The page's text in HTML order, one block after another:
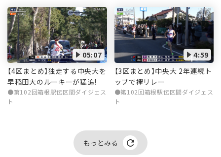
05:07
【4区まとめ】独走する中央大を
早稲田大のルーキーが猛追!
第102回箱根駅伝区間ダイジェス
ト
4:59
【3区まとめ】中央大 2年連続ト
ップで襷リレー
第102回箱根駅伝区間ダイジェス
ト
もっとみる